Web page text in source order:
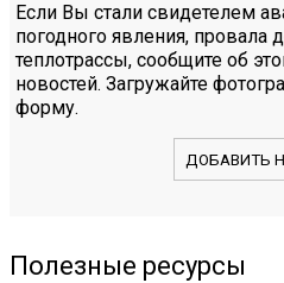
Если Вы стали свидетелем
погодного явления, провала
теплотрассы, сообщите об
новостей. Загружайте
форму.
ДОБАВИТЬ
Полезные ресурсы